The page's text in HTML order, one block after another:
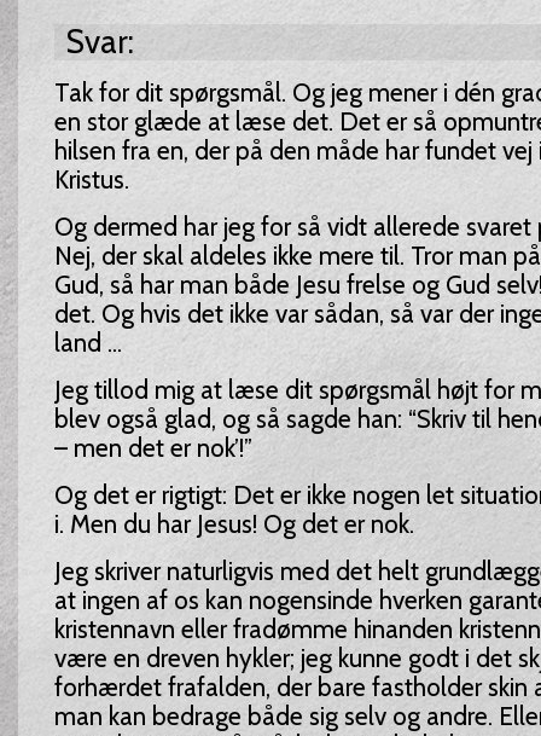
Svar:
Tak for dit spørgsmål. Og jeg mener i dén
en stor glæde at læse det. Det er så
hilsen fra en, der på den måde har fundet
Kristus.
Og dermed har jeg for så vidt allerede
Nej, der skal aldeles ikke mere til. Tror man
Gud, så har man både Jesu frelse og Gud
det. Og hvis det ikke var sådan, så var der
land ...
Jeg tillod mig at læse dit spørgsmål højt for
blev også glad, og så sagde han: “Skriv til
– men det er nok’!”
Og det er rigtigt: Det er ikke nogen let
i. Men du har Jesus! Og det er nok.
Jeg skriver naturligvis med det helt
at ingen af os kan nogensinde hverken
kristennavn eller fradømme hinanden
være en dreven hykler; jeg kunne godt i det
forhærdet frafalden, der bare fastholder skin
man kan bedrage både sig selv og andre.